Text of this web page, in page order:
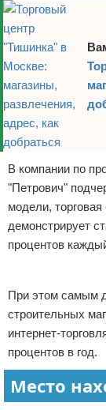
В компании по
"Петрович"
модели,
демонстрирует
процентов
При этом самым
строительных
интернет-
процентов в год.
Место